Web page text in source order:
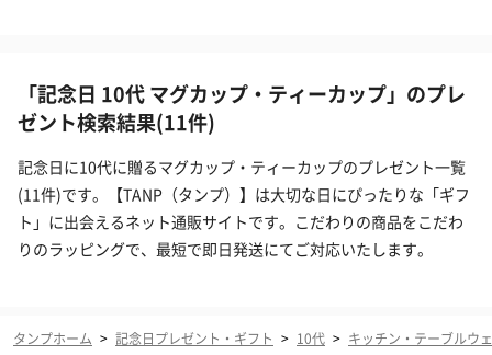
「記念日 10代 マグカップ・ティーカップ」のプレ
ゼント検索結果(11件)
記念日に10代に贈るマグカップ・ティーカップのプレゼント一覧
(11件)です。【TANP（タンプ）】は大切な日にぴったりな「ギフ
ト」に出会えるネット通販サイトです。こだわりの商品をこだわ
りのラッピングで、最短で即日発送にてご対応いたします。
タンプホーム > 記念日プレゼント・ギフト > 10代 > キッチン・テーブルウ